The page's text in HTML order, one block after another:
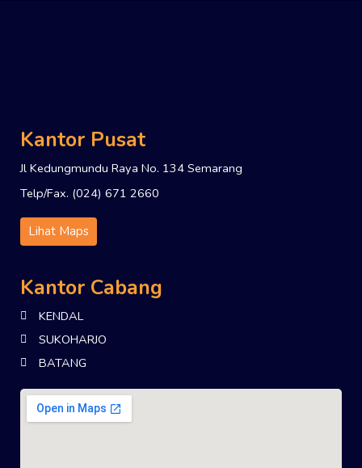
Kantor Pusat
Jl Kedungmundu Raya No. 134 Semarang
Telp/Fax. (024) 671 2660
Lihat Maps
Kantor Cabang
KENDAL
SUKOHARJO
BATANG